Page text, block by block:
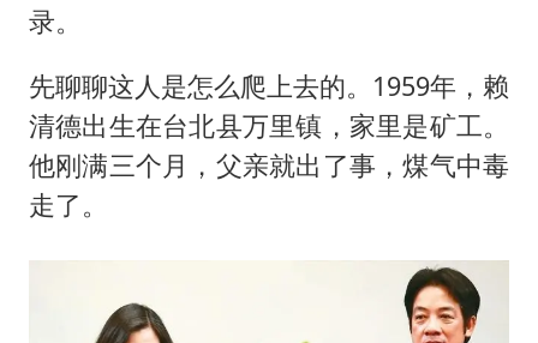
录。
先聊聊这人是怎么爬上去的。1959年，赖
清德出生在台北县万里镇，家里是矿工。
他刚满三个月，父亲就出了事，煤气中毒
走了。